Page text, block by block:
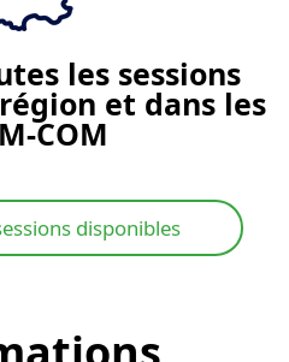
les sessions
et dans les
COM
disponibles